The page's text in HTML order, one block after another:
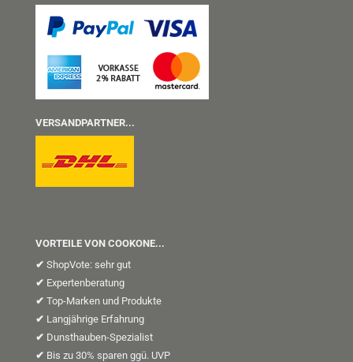
VERSANDPARTNER...
VORTEILE VON COOKONE...
✔ ShopVote: sehr gut
✔ Expertenberatung
✔ Top-Marken und Produkte
✔ Langjährige Erfahrung
✔ Dunsthauben-Spezialist
✔ Bis zu 30% sparen ggü. UVP